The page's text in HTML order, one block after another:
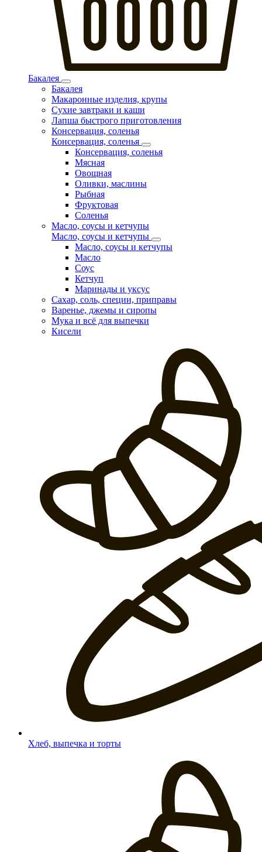
Бакалея
Бакалея
Макаронные изделия, крупы
Сухие завтраки и каши
Лапша быстрого приготовления
Консервация, соленья
Консервация, соленья
Консервация, соленья
Мясная
Овощная
Оливки, маслины
Рыбная
Фруктовая
Соленья
Масло, соусы и кетчупы
Масло, соусы и кетчупы
Масло, соусы и кетчупы
Масло
Соус
Кетчуп
Маринады и уксус
Сахар, соль, специи, приправы
Варенье, джемы и сиропы
Мука и всё для выпечки
Кисели
Хлеб, выпечка и торты